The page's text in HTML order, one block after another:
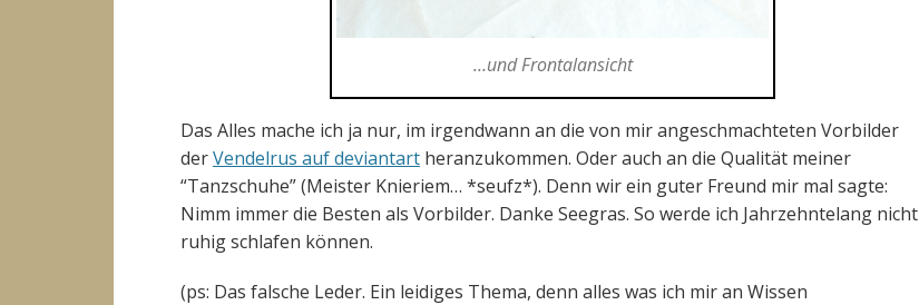
…und Frontalansicht
Das Alles mache ich ja nur, im irgendwann an die von mir angeschmachteten Vorbilder
derVendelrus auf deviantart heranzukommen. Oder auch an die Qualität meiner
“Tanzschuhe” (Meister Knieriem… *seufz*). Denn wir ein guter Freund mir mal sagte:
Nimm immer die Besten als Vorbilder. Danke Seegras. So werde ich Jahrzehntelang nicht
ruhig schlafen können.
(ps: Das falsche Leder. Ein leidiges Thema, denn alles was ich mir an Wissen